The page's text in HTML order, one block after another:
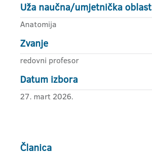
Uža naučna/umjetnička oblast
Anatomija
Zvanje
redovni profesor
Datum izbora
27. mart 2026.
Članica